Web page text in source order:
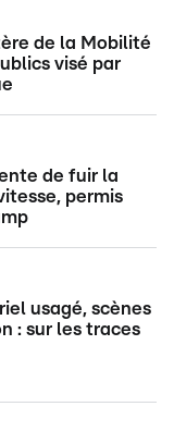
de la Mobilité
visé par
de fuir la
permis
usagé, scènes
: sur les traces